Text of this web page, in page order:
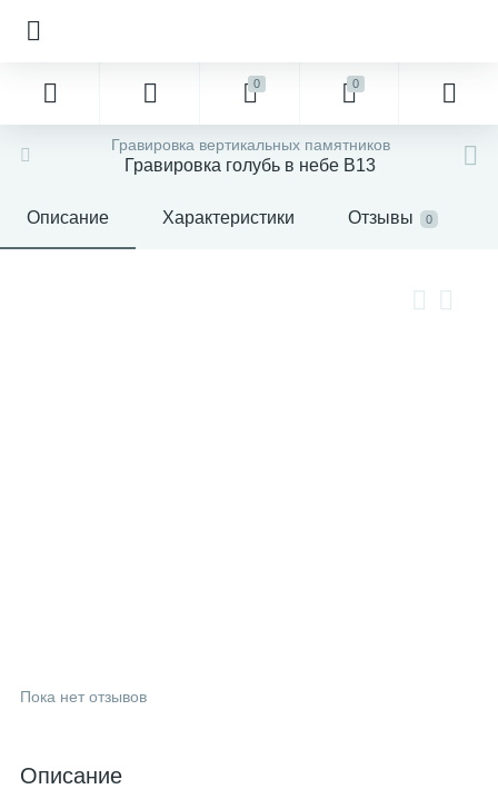
0 0
Гравировка вертикальных памятников
Гравировка голубь в небе В13
Описание Характеристики Отзывы 0
Пока нет отзывов
Описание